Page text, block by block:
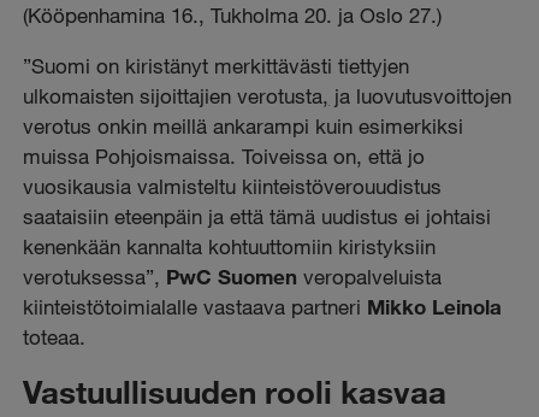
(Kööpenhamina 16., Tukholma 20. ja Oslo 27.)
”Suomi on kiristänyt merkittävästi tiettyjen
ulkomaisten sijoittajien verotusta, ja luovutusvoittojen
verotus onkin meillä ankarampi kuin esimerkiksi
muissa Pohjoismaissa. Toiveissa on, että jo
vuosikausia valmisteltu kiinteistöverouudistus
saataisiin eteenpäin ja että tämä uudistus ei johtaisi
kenenkään kannalta kohtuuttomiin kiristyksiin
verotuksessa”, PwC Suomen veropalveluista
kiinteistötoimialalle vastaava partneri Mikko Leinola
toteaa.
Vastuullisuuden rooli kasvaa